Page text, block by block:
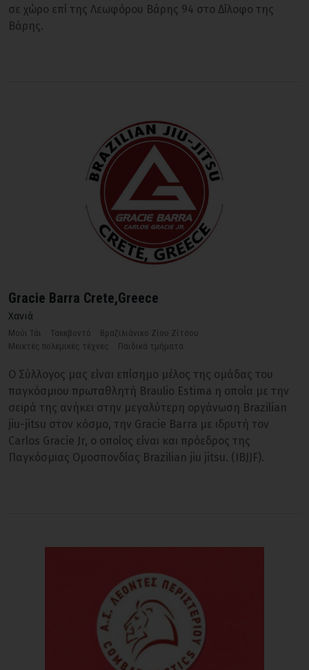
σε χώρο επί της Λεωφόρου Βάρης 94 στο Δίλοφο της
Βάρης.
Gracie Barra Crete,Greece
Χανιά
Μούι Τάι Ταεκβοντό
Βραζιλιάνικο Ζίου Ζίτσου
Μεικτές πολεμικές τέχνες
Παιδικά τμήματα
Ο Σύλλογος μας είναι επίσημο μέλος της ομάδας του
παγκόσμιου πρωταθλητή Braulio Estima η οποία με την
σειρά της ανήκει στην μεγαλύτερη οργάνωση Brazilian
jiu-jitsu στον κόσμο, την Gracie Barra με ιδρυτή τον
Carlos Gracie Jr, o οποίος είναι και πρόεδρος της
Παγκόσμιας Ομοσπονδίας Brazilian jiu jitsu. (IBJJF).